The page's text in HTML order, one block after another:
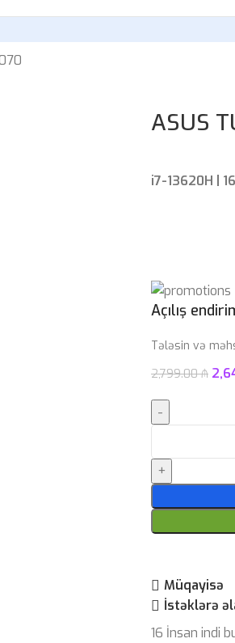
ASUS
i7-13620H |
Açılış
Tələsin və
2,799.00₼
Müqayisə
İstəklərə
16 İnsan indi